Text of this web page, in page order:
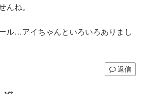
んね。
ル…アイちゃんといろいろありまし
返信